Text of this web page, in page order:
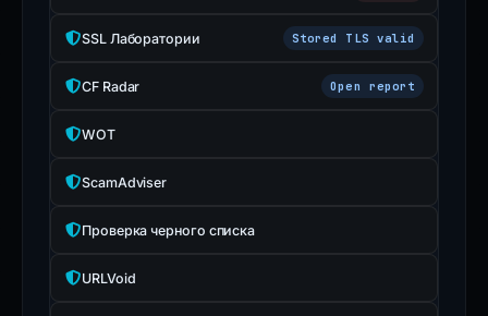
SSL Лаборатории Stored TLS valid
CF Radar Open report
WOT
ScamAdviser
Проверка черного списка
URLVoid